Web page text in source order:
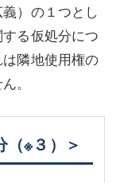
）の１つとし
る仮処分につ
隣地使用権の
。
（※３） ＞